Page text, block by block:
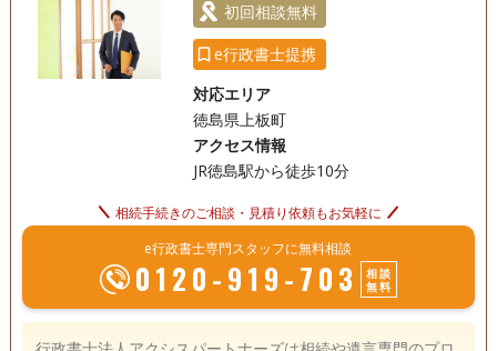
初回相談無料
e行政書士提携
対応エリア
徳島県上板町
アクセス情報
JR徳島駅から徒歩10分
相続手続きのご相談・見積り依頼もお気軽に
e行政書士専門スタッフに無料相談
0120-919-703
相談
無料